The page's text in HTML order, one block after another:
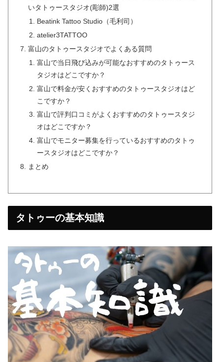
いタトゥースタジオ(彫師)2選
Beatink Tattoo Studio（毛利司）
atelier3TATTOO
富山のタトゥースタジオでよくある質問
富山で当日飛び込みが可能なおすすめのタトゥース
タジオはどこですか？
富山で料金が安くおすすめのタトゥースタジオはど
こですか？
富山で評判口コミがよくおすすめのタトゥースタジ
オはどこですか？
富山でモニター募集を行っているおすすめのタトゥ
ースタジオはどこですか？
まとめ
タトゥーの基本知識